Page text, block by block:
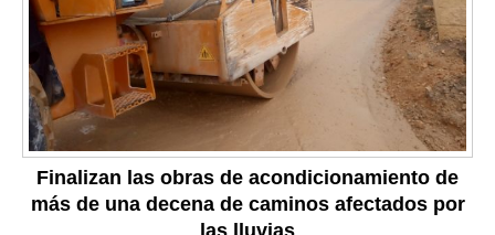
Finalizan las obras de acondicionamiento de
más de una decena de caminos afectados por